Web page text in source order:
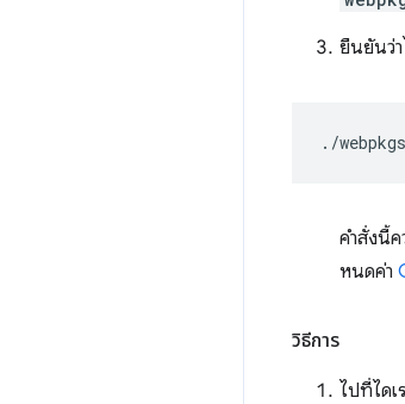
ยืนยันว่
./
คำสั่งนี้ค
หนดค่า
วิธีการ
ไปที่ไดเ